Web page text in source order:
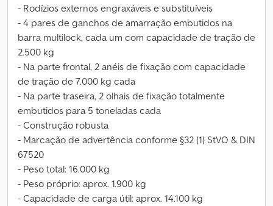
- Rodízios externos engraxáveis e substituíveis
- 4 pares de ganchos de amarração embutidos na
barra multilock, cada um com capacidade de tração de
2.500 kg
- Na parte frontal, 2 anéis de fixação com capacidade
de tração de 7.000 kg cada
- Na parte traseira, 2 olhais de fixação totalmente
embutidos para 5 toneladas cada
- Construção robusta
- Marcação de advertência conforme §32 (1) StVO & DIN
67520
- Peso total: 16.000 kg
- Peso próprio: aprox. 1.900 kg
- Capacidade de carga útil: aprox. 14.100 kg